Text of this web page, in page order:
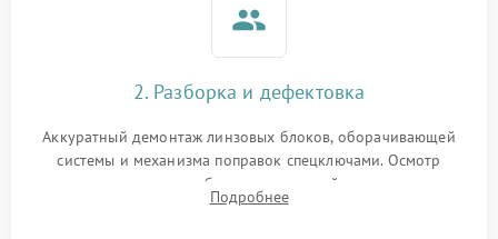
2. Разборка и дефектовка
Аккуратный демонтаж линзовых блоков, оборачивающей
системы и механизма поправок спецключами. Осмотр
внутренних резьбовых соединений, пружин и
уплотнительных колец. Поиск причин люфта, смещения
Подробнее